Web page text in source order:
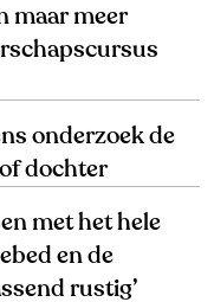
maar meer
onderzoek de
dochter
met het hele
en de
rustig’